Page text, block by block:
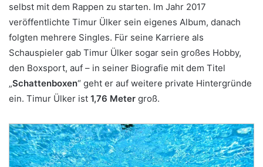
selbst mit dem Rappen zu starten. Im Jahr 2017
veröffentlichte Timur Ülker sein eigenes Album, danach
folgten mehrere Singles. Für seine Karriere als
Schauspieler gab Timur Ülker sogar sein großes Hobby,
den Boxsport, auf – in seiner Biografie mit dem Titel
„Schattenboxen“ geht er auf weitere private Hintergründe
ein. Timur Ülker ist 1,76 Meter groß.